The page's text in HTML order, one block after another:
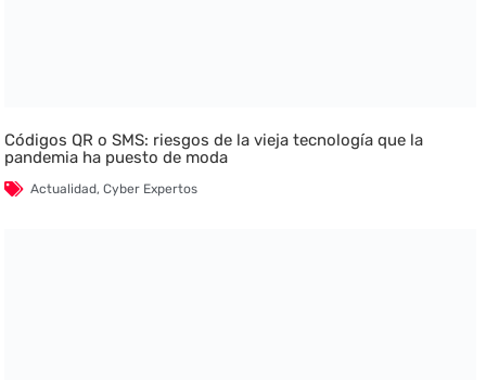
Códigos QR o SMS: riesgos de la vieja tecnología que la
pandemia ha puesto de moda
Actualidad,Cyber Expertos